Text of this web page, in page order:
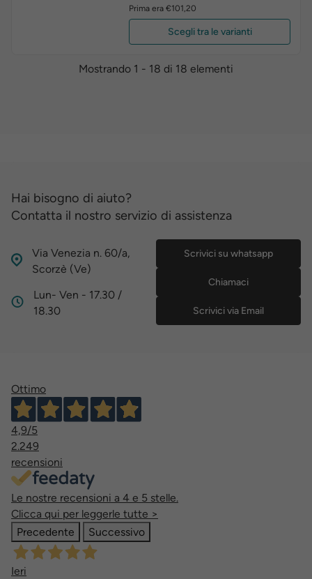
Prima era €101,20
Scegli tra le varianti
Mostrando 1 - 18 di 18 elementi
Hai bisogno di aiuto?
Contatta il nostro servizio di assistenza
Via Venezia n. 60/a,
Scorzè (Ve)
Lun- Ven - 17.30 /
18.30
Scrivici su whatsapp
Chiamaci
Scrivici via Email
Ottimo
4,9/5
2.249
recensioni
Le nostre recensioni a 4 e 5 stelle.
Clicca qui per leggerle tutte >
Precedente
Successivo
Ieri